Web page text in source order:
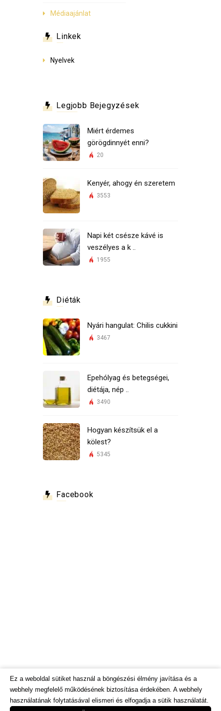
Médiaajánlat
Linkek
Nyelvek
Legjobb Bejegyzések
Miért érdemes
görögdinnyét enni?
20
Kenyér, ahogy én szeretem
3553
Napi két csésze kávé is
veszélyes a k ..
1955
Diéták
Nyári hangulat: Chilis cukkini
3467
Epehólyag és betegségei,
diétája, nép ..
3490
Hogyan készítsük el a
kölest?
5345
Facebook
© Dietinfo.hu 2026. Minden jog fenntartva.
Ez a weboldal sütiket használ a böngészési élmény javítása és a
webhely megfelelő működésének biztosítása érdekében. A webhely
használatának folytatásával elismeri és elfogadja a sütik használatát.